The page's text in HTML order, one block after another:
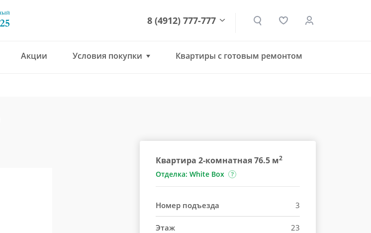
8 (4912) 777-777
Акции Условия покупки Квартиры с готовым ремонтом
Квартира 2-комнатная 76.5 м2
Отделка: White Box
Номер подъезда 3
Этаж 23